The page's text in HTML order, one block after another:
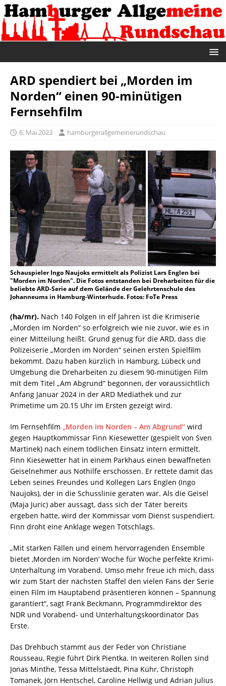
ARD spendiert bei „Morden im
Norden“ einen 90-minütigen
Fernsehfilm
6. Mai 2023 hamburgerallgemeinerundschau
Schauspieler Ingo Naujoks ermittelt als Polizist Lars Englen bei
"Morden im Norden". Die Fotos entstanden bei Dreharbeiten für die
beliebte ARD-Serie auf dem Gelände der Gelehrtenschule des
Johanneums in Hamburg-Winterhude. Fotos: FoTe Press
(ha/mr). Nach 140 Folgen in elf Jahren ist die Krimiserie
„Morden im Norden“ so erfolgreich wie nie zuvor, wie es in
einer Mitteilung heißt. Grund genug für die ARD, dass die
Polizeiserie „Morden im Norden“ seinen ersten Spielfilm
bekommt. Dazu haben kürzlich in Hamburg, Lübeck und
Umgebung die Dreharbeiten zu diesem 90-minütigen Film
mit dem Titel „Am Abgrund“ begonnen, der voraussichtlich
Anfang Januar 2024 in der ARD Mediathek und zur
Primetime um 20.15 Uhr im Ersten gezeigt wird.
Im Fernsehfilm „Morden im Norden – Am Abgrund“ wird
gegen Hauptkommissar Finn Kiesewetter (gespielt von Sven
Martinek) nach einem tödlichen Einsatz intern ermittelt.
Finn Kiesewetter hat in einem Parkhaus einen bewaffneten
Geiselnehmer aus Nothilfe erschossen. Er rettete damit das
Leben seines Freundes und Kollegen Lars Englen (Ingo
Naujoks), der in die Schusslinie geraten war. Als die Geisel
(Maja Juric) aber aussagt, dass sich der Täter bereits
ergeben hatte, wird der Kommissar vom Dienst suspendiert.
Finn droht eine Anklage wegen Totschlags.
„Mit starken Fällen und einem hervorragenden Ensemble
bietet ‚Morden im Norden‘ Woche für Woche perfekte Krimi-
Unterhaltung im Vorabend. Umso mehr freue ich mich, dass
wir zum Start der nächsten Staffel den vielen Fans der Serie
einen Film im Hauptabend präsentieren können – Spannung
garantiert“, sagt Frank Beckmann, Programmdirektor des
NDR und Vorabend- und Unterhaltungskoordinator Das
Erste.
Das Drehbuch stammt aus der Feder von Christiane
Rousseau, Regie führt Dirk Pientka. In weiteren Rollen sind
Jonas Minthe, Tessa Mittelstaedt, Pina Kühr, Christoph
Tomanek, Jörn Hentschel, Caroline Hellwig und Adrian Julius